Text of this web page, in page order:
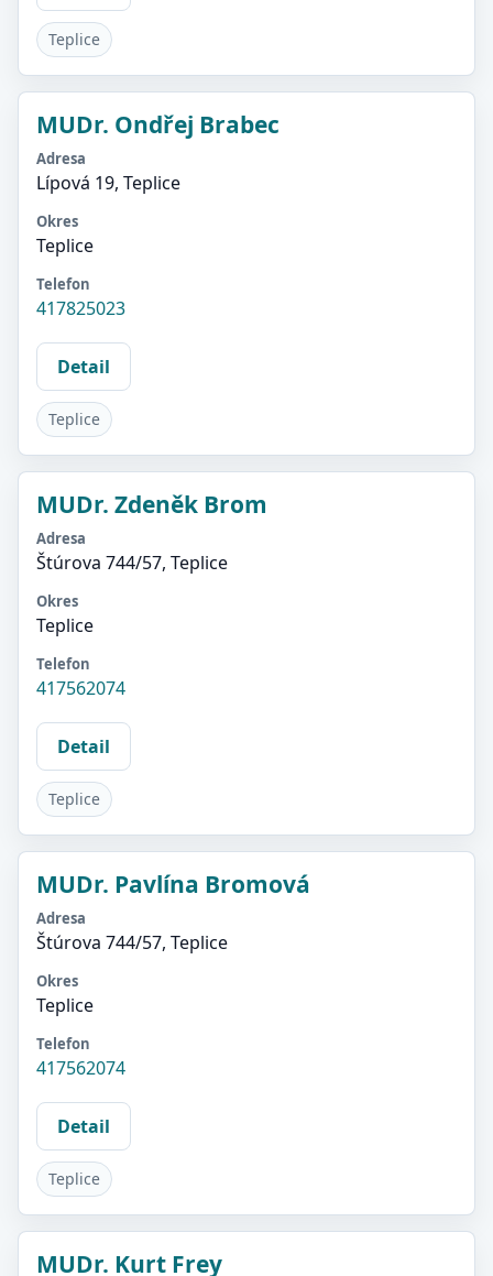
Teplice
MUDr. Ondřej Brabec
Adresa
Lípová 19, Teplice
Okres
Teplice
Telefon
417825023
Detail
Teplice
MUDr. Zdeněk Brom
Adresa
Štúrova 744/57, Teplice
Okres
Teplice
Telefon
417562074
Detail
Teplice
MUDr. Pavlína Bromová
Adresa
Štúrova 744/57, Teplice
Okres
Teplice
Telefon
417562074
Detail
Teplice
MUDr. Kurt Frey